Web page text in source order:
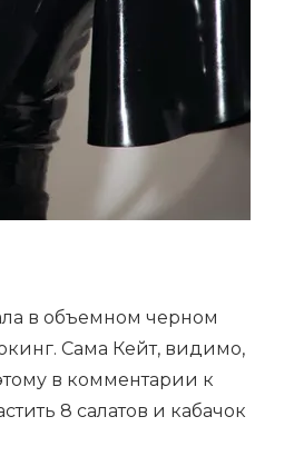
в объемном черном
Сама Кейт, видимо,
в комментарии к
8 салатов и кабачок